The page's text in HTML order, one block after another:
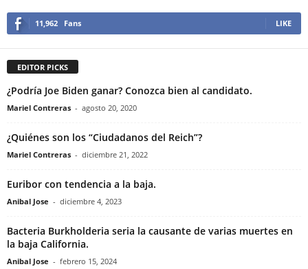
11,962 Fans LIKE
EDITOR PICKS
¿Podría Joe Biden ganar? Conozca bien al candidato.
Mariel Contreras - agosto 20, 2020
¿Quiénes son los “Ciudadanos del Reich”?
Mariel Contreras - diciembre 21, 2022
Euribor con tendencia a la baja.
Anibal Jose - diciembre 4, 2023
Bacteria Burkholderia seria la causante de varias muertes en
la baja California.
Anibal Jose - febrero 15, 2024